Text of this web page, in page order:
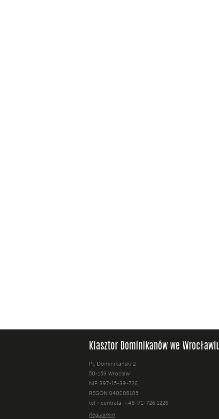
Klasztor Dominikanów we
Pl. Dominikański 2
50-159 Wrocław
NIP 897-15-89-726
REGON 040008105
tel - centrala: +48 (71) 726 1226
Regulamin